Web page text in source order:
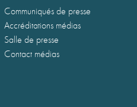
Communiqués de presse
Accréditations médias
Salle de presse
Contact médias